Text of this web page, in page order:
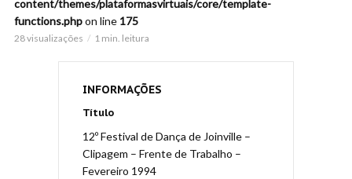
content/themes/plataformasvirtuais/core/template-
functions.phpon line 175
28 visualizações 1 min. leitura
INFORMAÇÕES
Título
12º Festival de Dança de Joinville –
Clipagem – Frente de Trabalho –
Fevereiro 1994